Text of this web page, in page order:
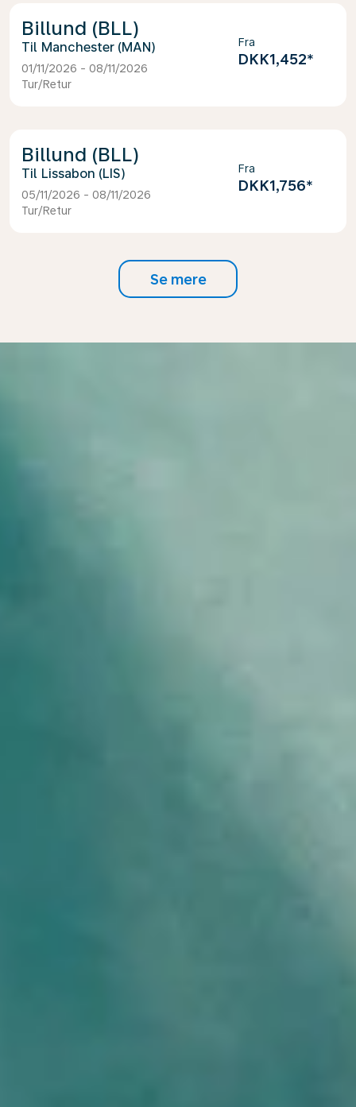
Billund (BLL)
Manchester (MAN)
01/11/2026 - 08/11/2026
Tur/Retur
Fra
DKK1,452*
Billund (BLL)
Lissabon (LIS)
05/11/2026 - 08/11/2026
Tur/Retur
Fra
DKK1,756*
Se mere